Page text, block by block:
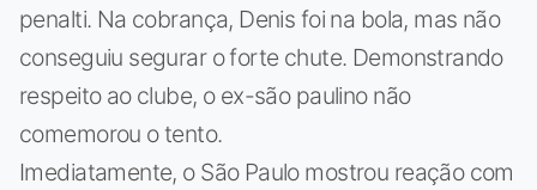
penalti. Na cobrança, Denis foi na bola, mas não
conseguiu segurar o forte chute. Demonstrando
respeito ao clube, o ex-são paulino não
comemorou o tento.
Imediatamente, o São Paulo mostrou reação com